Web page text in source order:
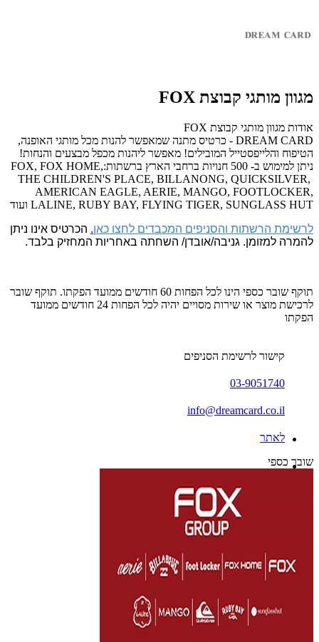
מגוון מותגי קבוצת FOX
אודות מגוון מותגי קבוצת FOX
DREAM CARD - כרטיס מתנה שמאפשר להנות מכל מותגי האופנה,
הטיפוח והלייפסטייל המובילים! מאפשר ליהנות מכפל מבצעים והנחות!
ניתן למימוש ב- 500 חנויות ברחבי הארץ ברשתות:FOX, FOX HOME,
THE CHILDREN'S PLACE, BILLANONG, QUICKSILVER,
AMERICAN EAGLE, AERIE, MANGO, FOOTLOCKER,
LALINE, RUBY BAY, FLYING TIGER, SUNGLASS HUT ועוד
לרשימת הרשתות והסניפים המכבדים לחצו כאן. הכרטיס אינו ניתן
להמרה למזומן. גניבה/אובדן/ השחתה באחריות המחזיק בלבד.
תוקף שובר כספי הינו לכל הפחות 60 חודשים ממועד הפקתו. תוקף שובר
לרכישת מוצר או שירות מסויים יהיה לכל הפחות 24 חודשים ממועד
הפקתו
קישור לרשימת הסניפים
03-9051740
info@dreamcard.co.il
לאתר
שובר כספי